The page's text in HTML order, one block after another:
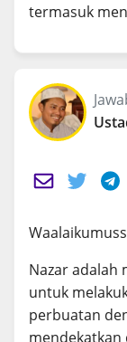
termasuk
Nazar adalah
untuk
perbuatan
mendekatkan